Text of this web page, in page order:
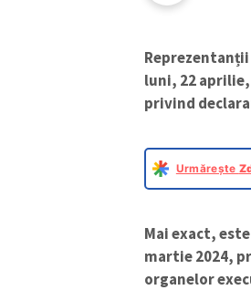
luni, 22
privind
Urmărește
Mai exact,
martie 2024,
organelor